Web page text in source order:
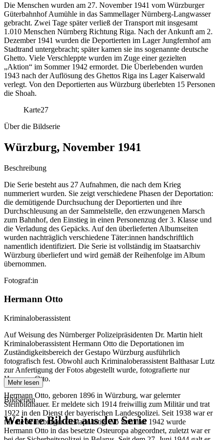
Die Menschen wurden am 27. November 1941 vom Würzburger
Güterbahnhof Aumühle in das Sammellager Nürnberg-Langwasser
gebracht. Zwei Tage später verließ der Transport mit insgesamt
1.010 Menschen Nürnberg Richtung Riga. Nach der Ankunft am 2.
Dezember 1941 wurden die Deportierten im Lager Jungfernhof am
Stadtrand untergebracht; später kamen sie ins sogenannte deutsche
Ghetto. Viele Verschleppte wurden im Zuge einer gezielten
„Aktion“ im Sommer 1942 ermordet. Die Überlebenden wurden
1943 nach der Auflösung des Ghettos Riga ins Lager Kaiserwald
verlegt. Von den Deportierten aus Würzburg überlebten 15 Personen
die Shoah.
Karte27
Über die Bildserie
Würzburg, November 1941
Beschreibung
Die Serie besteht aus 27 Aufnahmen, die nach dem Krieg
nummeriert wurden. Sie zeigt verschiedene Phasen der Deportation:
die demütigende Durchsuchung der Deportierten und ihre
Durchschleusung an der Sammelstelle, den erzwungenen Marsch
zum Bahnhof, den Einstieg in einen Personenzug der 3. Klasse und
die Verladung des Gepäcks. Auf den überlieferten Albumseiten
wurden nachträglich verschiedene Täter:innen handschriftlich
namentlich identifiziert. Die Serie ist vollständig im Staatsarchiv
Würzburg überliefert und wird gemäß der Reihenfolge im Album
übernommen.
Fotograf:in
Hermann Otto
Kriminaloberassistent
Auf Weisung des Nürnberger Polizeipräsidenten Dr. Martin hielt
Kriminaloberassistent Hermann Otto die Deportationen im
Zuständigkeitsbereich der Gestapo Würzburg ausführlich
fotografisch fest. Obwohl auch Kriminaloberassistent Balthasar Lutz
zur Anfertigung der Fotos abgestellt wurde, fotografierte nur
Hermann Otto.
Hermann Otto, geboren 1896 in Würzburg, war gelernter
Steinbildhauer. Er meldete sich 1914 freiwillig zum Militär und trat
1922 in den Dienst der bayerischen Landespolizei. Seit 1938 war er
für die Würzburger Gestapo tätig. Ab Sommer 1942 wurde
Hermann Otto in das besetzte Osteuropa abgeordnet, zuletzt war er
Mehr lesen
Bildserien
Weitere Bilder aus der Serie